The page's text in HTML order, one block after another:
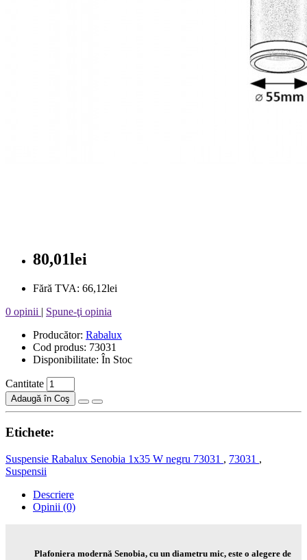
80,01lei
Fără TVA: 66,12lei
0 opinii | Spune-ţi opinia
Producător: Rabalux
Cod produs: 73031
Disponibilitate: În Stoc
Cantitate
Adaugă în Coş
Etichete:
Suspensie Rabalux Senobia 1x35 W negru 73031 , 73031 ,
Suspensii
Descriere
Opinii (0)
Plafoniera modernă Senobia, cu un diametru mic, este o alegere de